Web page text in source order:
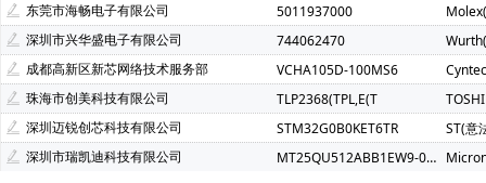
东莞市海畅电子有限公司
5011937000
深圳市兴华盛电子有限公司
744062470
成都高新区新芯网络技术服务部
VCHA105D-100MS6
珠海市创美科技有限公司
TLP2368(TPL,E(T
深圳迈锐创芯科技有限公司
STM32G0B0KET6TR
ST(意
深圳市瑞凯迪科技有限公司
MT25QU512ABB1EW9-0SIT